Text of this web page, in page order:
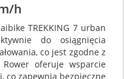
h
TREKKING 7 urban
do osiągnięcia
co jest zgodne z
oferuje wsparcie
co zapewnia bezpieczne